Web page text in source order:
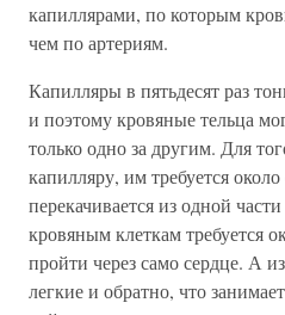
капиллярами, по которым
чем по артериям.
Капилляры в пятьдесят раз
и поэтому кровяные тельца
только одно за другим. Для
капилляру, им требуется
перекачивается из одной
кровяным клеткам требуется
пройти через само сердце. А
легкие и обратно, что